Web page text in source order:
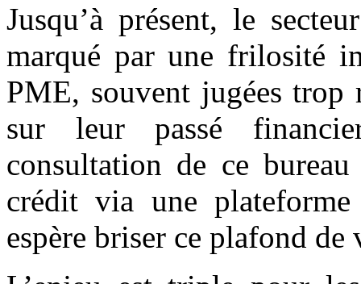
Jusqu’à présent, le
marqué par une frilosité
PME, souvent jugées trop
sur leur passé
consultation de ce
crédit via une
espère briser ce plafond de